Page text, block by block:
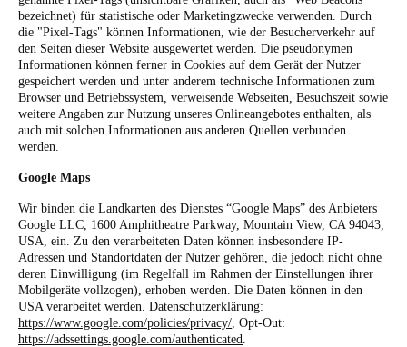
bezeichnet) für statistische oder Marketingzwecke verwenden. Durch
die "Pixel-Tags" können Informationen, wie der Besucherverkehr auf
den Seiten dieser Website ausgewertet werden. Die pseudonymen
Informationen können ferner in Cookies auf dem Gerät der Nutzer
gespeichert werden und unter anderem technische Informationen zum
Browser und Betriebssystem, verweisende Webseiten, Besuchszeit sowie
weitere Angaben zur Nutzung unseres Onlineangebotes enthalten, als
auch mit solchen Informationen aus anderen Quellen verbunden
werden.
Google Maps
Wir binden die Landkarten des Dienstes “Google Maps” des Anbieters
Google LLC, 1600 Amphitheatre Parkway, Mountain View, CA 94043,
USA, ein. Zu den verarbeiteten Daten können insbesondere IP-
Adressen und Standortdaten der Nutzer gehören, die jedoch nicht ohne
deren Einwilligung (im Regelfall im Rahmen der Einstellungen ihrer
Mobilgeräte vollzogen), erhoben werden. Die Daten können in den
USA verarbeitet werden. Datenschutzerklärung:
https://www.google.com/policies/privacy/, Opt-Out:
https://adssettings.google.com/authenticated.